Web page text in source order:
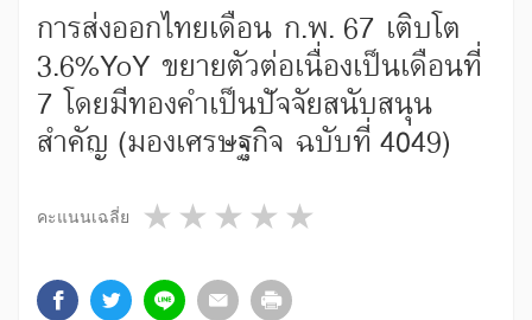
การส่งออกไทยเดือน ก.พ. 67 เติบโต
3.6%YoY ขยายตัวต่อเนื่องเป็นเดือนที่
7 โดยมีทองคำเป็นปัจจัยสนับสนุน
สำคัญ (มองเศรษฐกิจ ฉบับที่ 4049)
คะแนนเฉลี่ย 4 stars
3 stars
2 stars
1 star